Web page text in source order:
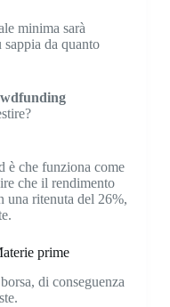
minima sarà
sappia da quanto
è che funziona come
che il rendimento
una ritenuta del 26%,
prime
di conseguenza